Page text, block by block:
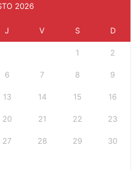
2026
J V S D
1 2
6 7 8 9
13 14 15 16
20 21 22 23
27 28 29 30